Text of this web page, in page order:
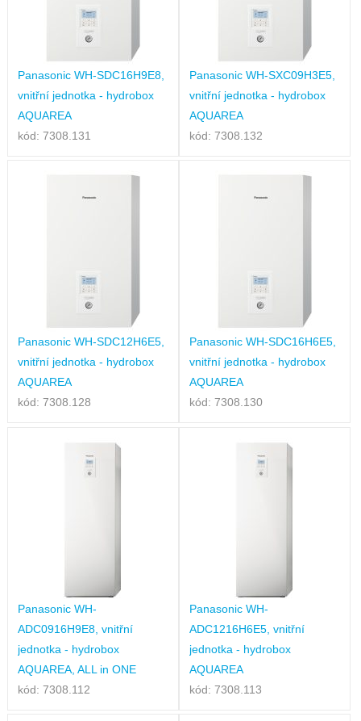
Panasonic WH-SDC16H9E8,
vnitřní jednotka - hydrobox
AQUAREA
kód: 7308.131
Panasonic WH-SXC09H3E5,
vnitřní jednotka - hydrobox
AQUAREA
kód: 7308.132
Panasonic WH-SDC12H6E5,
vnitřní jednotka - hydrobox
AQUAREA
kód: 7308.128
Panasonic WH-SDC16H6E5,
vnitřní jednotka - hydrobox
AQUAREA
kód: 7308.130
Panasonic WH-
ADC0916H9E8, vnitřní
jednotka - hydrobox
AQUAREA, ALL in ONE
kód: 7308.112
Panasonic WH-
ADC1216H6E5, vnitřní
jednotka - hydrobox
AQUAREA
kód: 7308.113